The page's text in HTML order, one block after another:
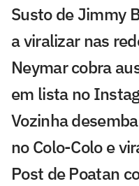
Susto de Jimmy
a viralizar nas
Neymar cobra
em lista no
Vozinha
no Colo-Colo e
Post de Poatan